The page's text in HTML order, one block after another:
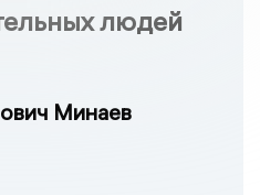
людей
Минаев